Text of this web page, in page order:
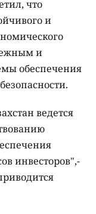
что
и
и
обеспечения
ведется
инвесторов",-